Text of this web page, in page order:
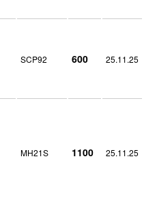
SCP92 600 25.11.25
MH21S 1100 25.11.25